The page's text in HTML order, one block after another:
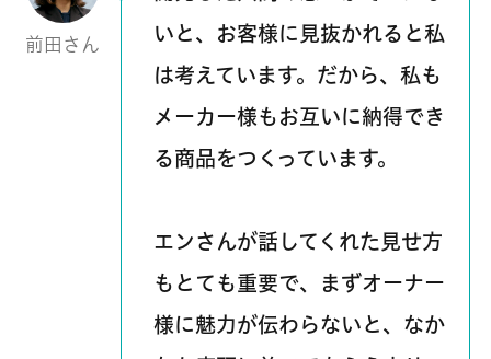
前田さん
いと、お客様に見抜かれると私
は考えています。だから、私も
メーカー様もお互いに納得でき
る商品をつくっています。
エンさんが話してくれた見せ方
もとても重要で、まずオーナー
様に魅力が伝わらないと、なか